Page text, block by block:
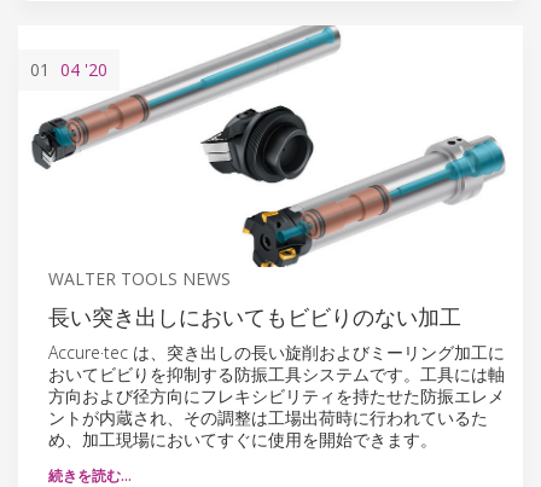
01 04 '20
WALTER TOOLS NEWS
長い突き出しにおいてもビビりのない加工
Accure·tec は、突き出しの長い旋削およびミーリング加工に
おいてビビりを抑制する防振工具システムです。工具には軸
方向および径方向にフレキシビリティを持たせた防振エレメ
ントが内蔵され、その調整は工場出荷時に行われているた
め、加工現場においてすぐに使用を開始できます。
続きを読む…